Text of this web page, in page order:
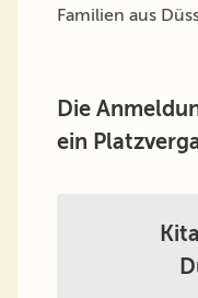
Karriere
Familien aus
Die
ein